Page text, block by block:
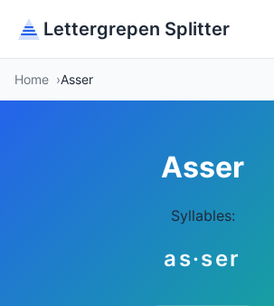
Lettergrepen Splitter
Home Asser
Asser
Syllables:
as·ser